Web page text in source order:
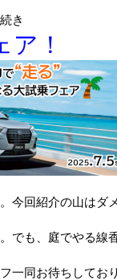
き
ア！
今回紹介の山はダ
でも、庭でやる線
一同お待ちしてお